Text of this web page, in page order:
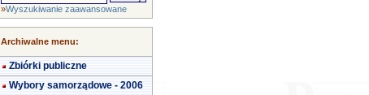
»Wyszukiwanie zaawansowane
Archiwalne menu:
Zbiórki publiczne
Wybory samorządowe - 2006